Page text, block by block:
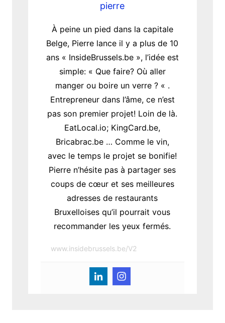
pierre
À peine un pied dans la capitale
Belge, Pierre lance il y a plus de 10
ans « InsideBrussels.be », l’idée est
simple: « Que faire? Où aller
manger ou boire un verre ? « .
Entrepreneur dans l’âme, ce n’est
pas son premier projet! Loin de là.
EatLocal.io; KingCard.be,
Bricabrac.be … Comme le vin,
avec le temps le projet se bonifie!
Pierre n’hésite pas à partager ses
coups de cœur et ses meilleures
adresses de restaurants
Bruxelloises qu’il pourrait vous
recommander les yeux fermés.
www.insidebrussels.be/V2